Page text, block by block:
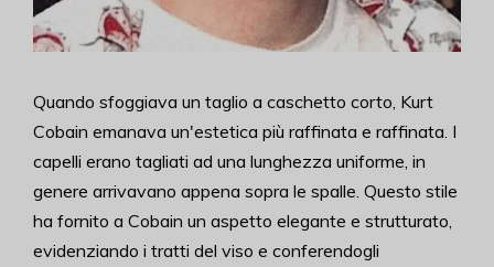
Quando sfoggiava un taglio a caschetto corto, Kurt
Cobain emanava un'estetica più raffinata e raffinata. I
capelli erano tagliati ad una lunghezza uniforme, in
genere arrivavano appena sopra le spalle. Questo stile
ha fornito a Cobain un aspetto elegante e strutturato,
evidenziando i tratti del viso e conferendogli